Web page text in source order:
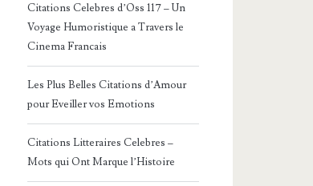
Citations Celebres d’Oss 117 – Un
Voyage Humoristique a Travers le
Cinema Francais
Les Plus Belles Citations d’Amour
pour Eveiller vos Emotions
Citations Litteraires Celebres –
Mots qui Ont Marque l’Histoire